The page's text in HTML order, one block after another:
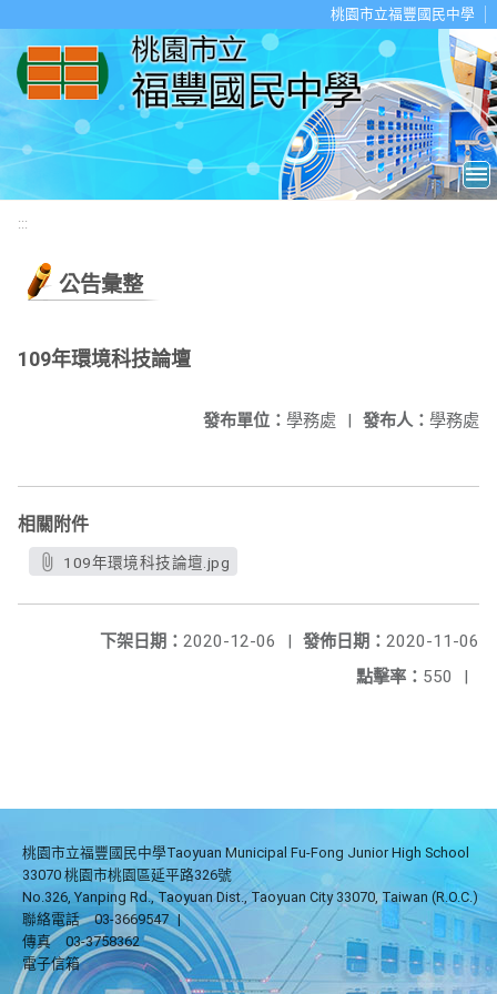
桃園市立福豐國民中學
:::
公告彙整
109年環境科技論壇
發布人： 學務處
發布單位： 學務處 |
相關附件
109年環境科技論壇.jpg
發佈日期： 2020-11-06
下架日期： 2020-12-06
|
點擊率： 550 |
桃園市立福豐國民中學Taoyuan Municipal Fu-Fong Junior High School
33070 桃園市桃園區延平路326號
No.326, Yanping Rd., Taoyuan Dist., Taoyuan City 33070, Taiwan (R.O.C.)
聯絡電話
03-3669547 |
傳真
03-3758362
電子信箱